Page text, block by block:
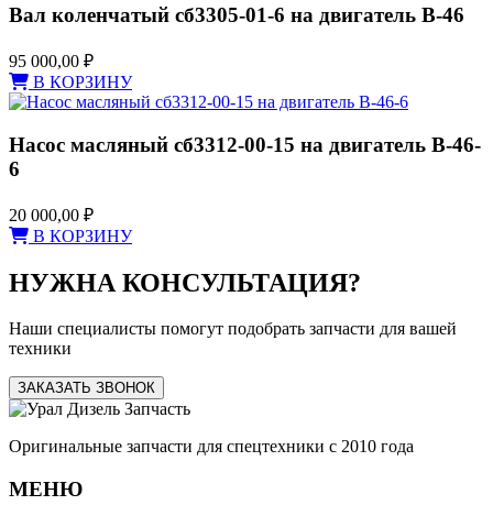
Вал коленчатый сб3305-01-6 на двигатель В-46
95 000,00 ₽
В КОРЗИНУ
Насос масляный сб3312-00-15 на двигатель В-46-
6
20 000,00 ₽
В КОРЗИНУ
НУЖНА КОНСУЛЬТАЦИЯ?
Наши специалисты помогут подобрать запчасти для вашей
техники
ЗАКАЗАТЬ ЗВОНОК
Оригинальные запчасти для спецтехники с 2010 года
МЕНЮ